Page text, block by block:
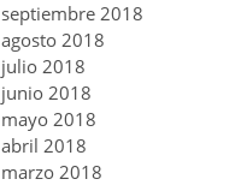
septiembre 2018
agosto 2018
julio 2018
junio 2018
mayo 2018
abril 2018
marzo 2018